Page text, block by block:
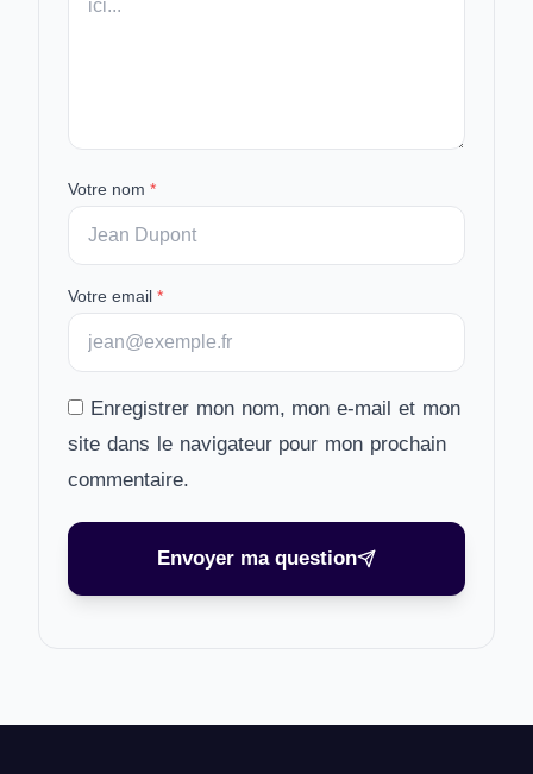
Votre nom *
Votre email *
Enregistrer mon nom, mon e-mail et mon
site dans le navigateur pour mon prochain
commentaire.
Envoyer ma question